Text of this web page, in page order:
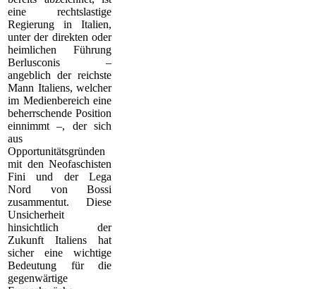
eine rechtslastige
Regierung in Italien,
unter der direkten oder
heimlichen Führung
Berlusconis –
angeblich der reichste
Mann Italiens, welcher
im Medienbereich eine
beherrschende Position
einnimmt –, der sich
aus
Opportunitätsgründen
mit den Neofaschisten
Fini und der Lega
Nord von Bossi
zusammentut. Diese
Unsicherheit
hinsichtlich der
Zukunft Italiens hat
sicher eine wichtige
Bedeutung für die
gegenwärtige